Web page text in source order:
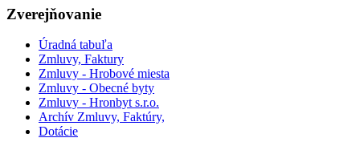
Zverejňovanie
Úradná tabuľa
Zmluvy, Faktury
Zmluvy - Hrobové miesta
Zmluvy - Obecné byty
Zmluvy - Hronbyt s.r.o.
Archív Zmluvy, Faktúry,
Dotácie